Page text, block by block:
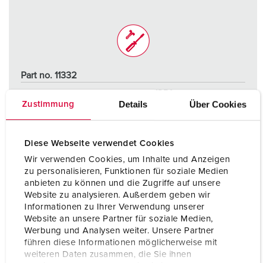
Zustimmung Details Über Cookies
Diese Webseite verwendet Cookies
Wir verwenden Cookies, um Inhalte und Anzeigen
zu personalisieren, Funktionen für soziale Medien
anbieten zu können und die Zugriffe auf unsere
Website zu analysieren. Außerdem geben wir
Informationen zu Ihrer Verwendung unserer
Website an unsere Partner für soziale Medien,
Werbung und Analysen weiter. Unsere Partner
führen diese Informationen möglicherweise mit
weiteren Daten zusammen, die Sie ihnen
Part no. 11332
Poles 2 p+PE
Voltage 230 V
Connection technology Screw terminals
TO THE PRODUCT